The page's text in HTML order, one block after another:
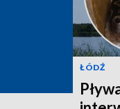
ŁÓDŹ